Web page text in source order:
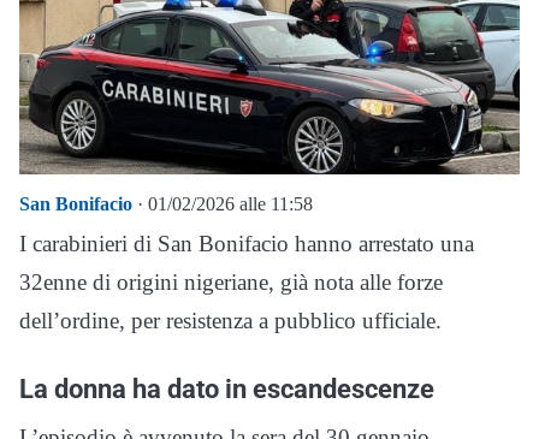
San Bonifacio · 01/02/2026 alle 11:58
I carabinieri di San Bonifacio hanno arrestato una
32enne di origini nigeriane, già nota alle forze
dell’ordine, per resistenza a pubblico ufficiale.
La donna ha dato in escandescenze